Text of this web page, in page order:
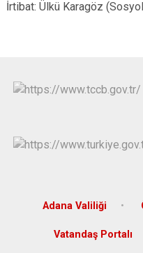
İrtibat: Ülkü Karagöz
Adana Valiliği
Vatandaş Portalı